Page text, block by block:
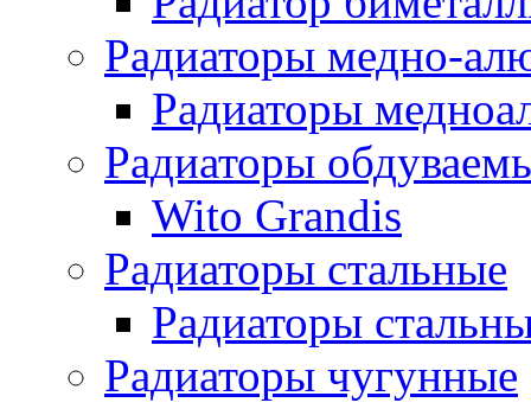
Радиаторы медно-
Радиаторы
Радиаторы
Wito Grandis
Радиаторы стальные
Радиаторы
Радиаторы чугунные